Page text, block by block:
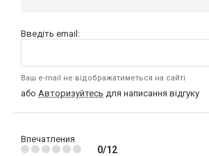
Введіть email:
Ваш e-mail не відображатиметься на сайті
або Авторизуйтесь для написання відгуку
Впечатления
0/12